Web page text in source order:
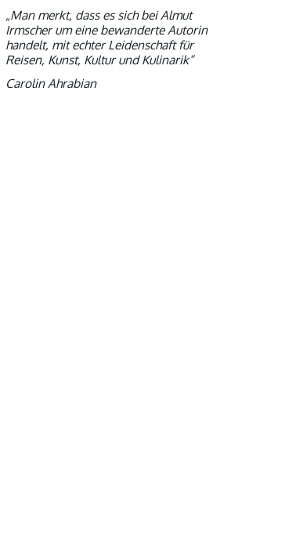
„Man merkt, dass es sich bei Almut
Irmscher um eine bewanderte Autorin
handelt, mit echter Leidenschaft für
Reisen, Kunst, Kultur und Kulinarik“
Carolin Ahrabian